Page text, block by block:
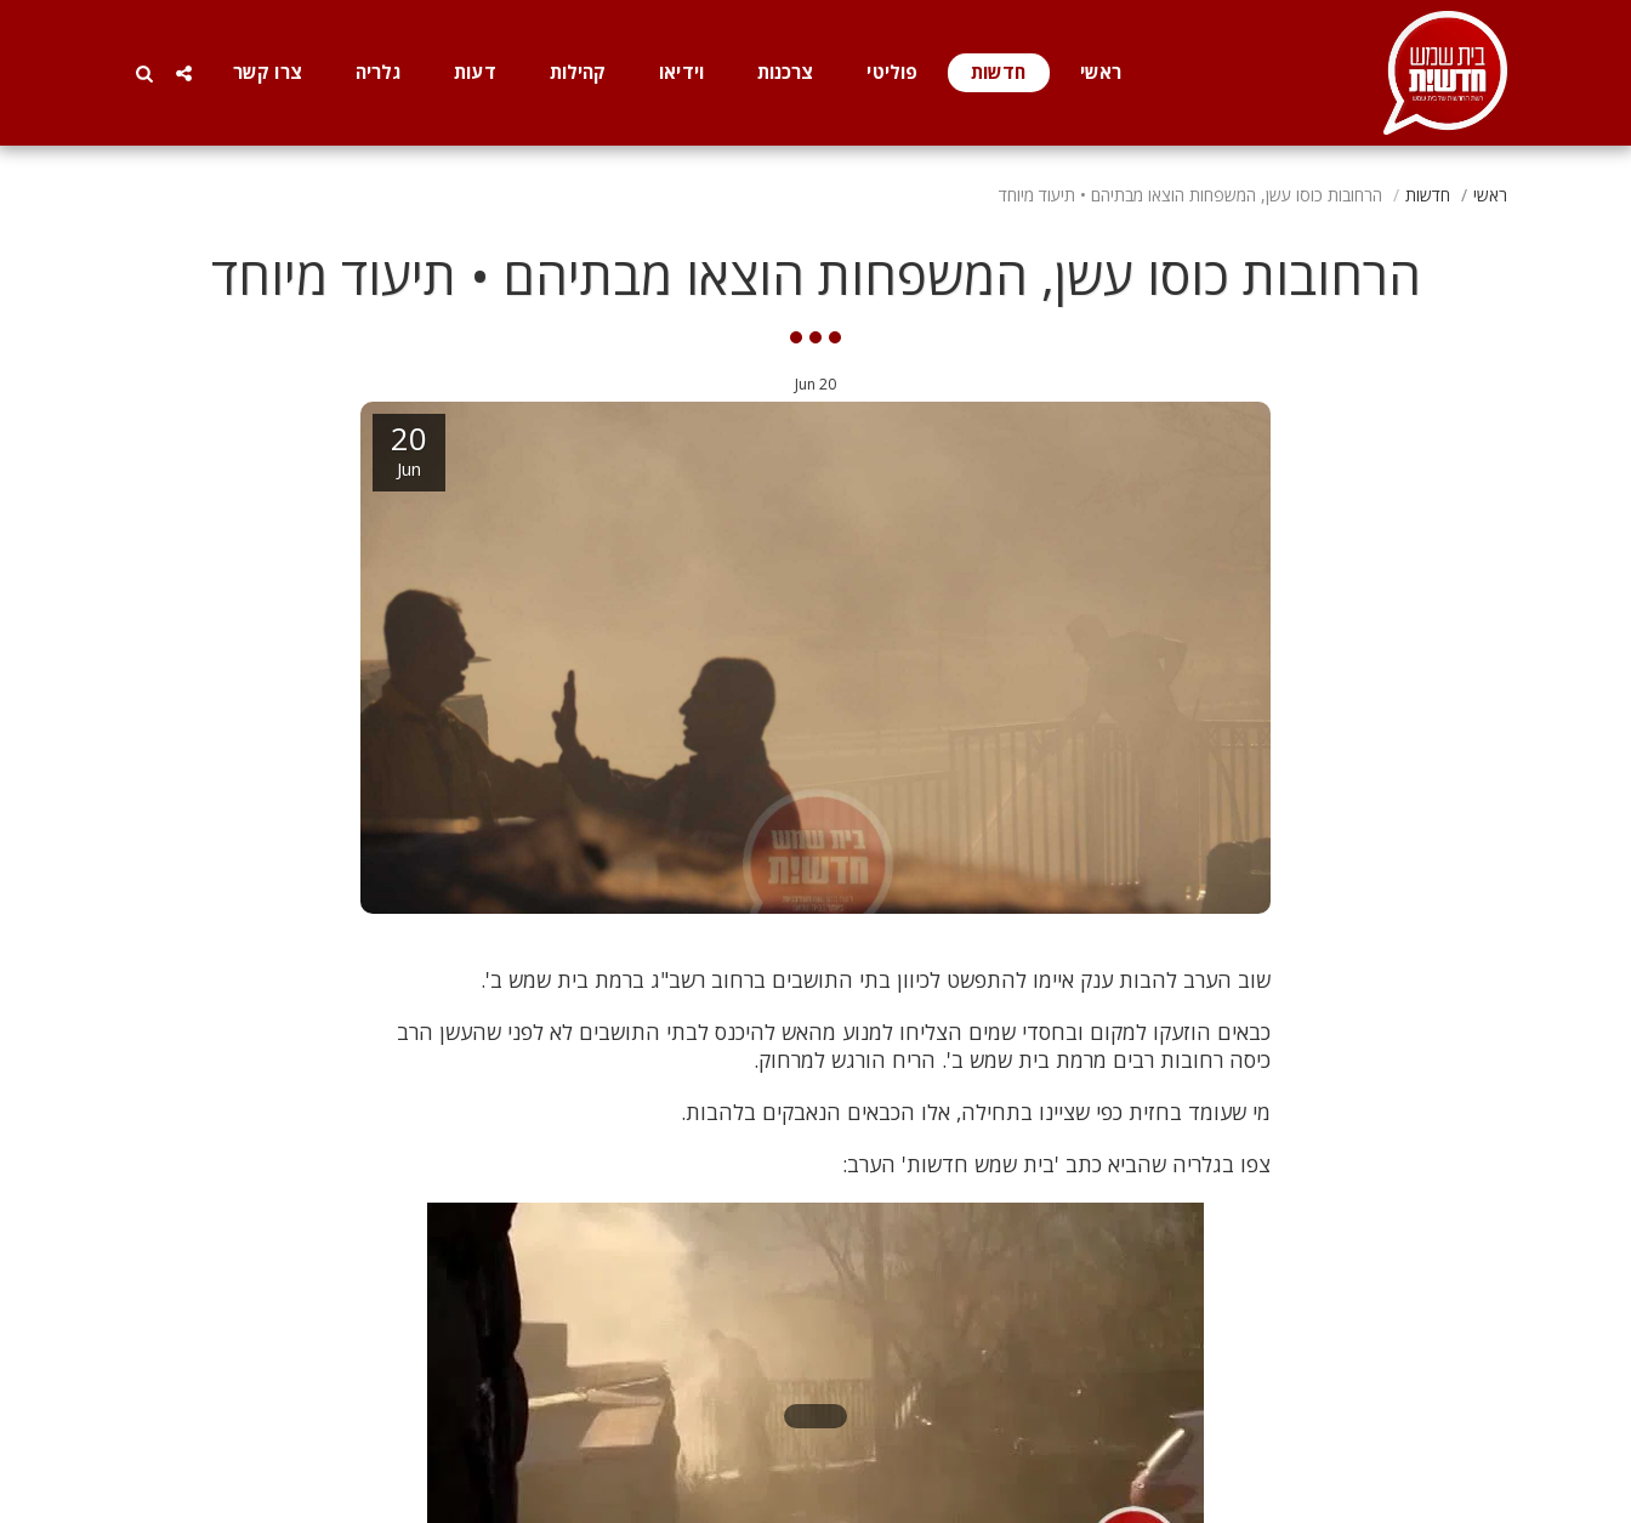
ראשי חדשות פוליטי צרכנות וידיאו קהילות דעות גלריה צרו קשר
ראשי חדשות הרחובות כוסו עשן, המשפחות הוצאו מבתיהם • תיעוד מיוחד
הרחובות כוסו עשן, המשפחות הוצאו מבתיהם • תיעוד מיוחד
20
Jun
20
Jun
שוב הערב להבות ענק איימו להתפשט לכיוון בתי התושבים ברחוב רשב"ג ברמת בית שמש ב'.
כבאים הוזעקו למקום ובחסדי שמים הצליחו למנוע מהאש להיכנס לבתי התושבים לא לפני שהעשן הרב
כיסה רחובות רבים מרמת בית שמש ב'. הריח הורגש למרחוק.
מי שעומד בחזית כפי שציינו בתחילה, אלו הכבאים הנאבקים בלהבות.
צפו בגלריה שהביא כתב 'בית שמש חדשות' הערב: